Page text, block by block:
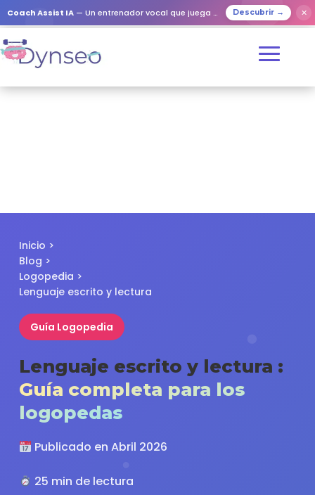
Coach Assist IA — Un entrenador vocal que juega con tus seres queridos Descubrir → ✕
Inicio >
Blog >
Logopedia >
Lenguaje escrito y lectura
Guía Logopedia
Lenguaje escrito y lectura :
Guía completa para los
logopedas
Publicado en Abril 2026
25 min de lectura